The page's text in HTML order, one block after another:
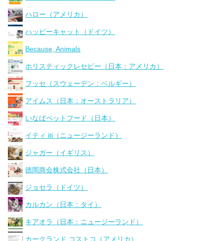
ハロー（アメリカ）
ハッピーキャット（ドイツ）
Because, Animals
ホリスティックレセピー（日本：アメリカ）
フッセ（スウェーデン：ベルギー）
アイムス（日本：オーストラリア）
いなばペットフード（日本）
イティ iti（ニュージーランド）
ジャガー（イギリス）
徳岡商会株式会社（日本）
ジョセラ（ドイツ）
カルカン（日本：タイ）
キアオラ（日本：ニュージーランド）
カークランド コストコ（アメリカ）